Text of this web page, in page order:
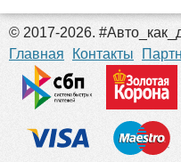
© 2017-2026.
Главная
Контакты